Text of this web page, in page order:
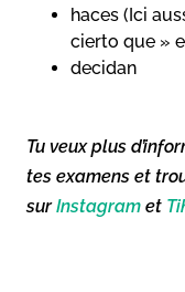
haces (Ici
cierto que »
decidan
Tu veux plus
tes examens et
surInstagram et